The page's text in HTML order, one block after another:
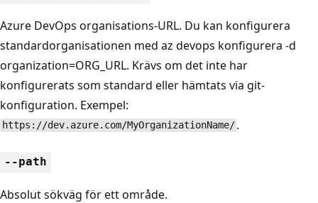
Azure DevOps organisations-URL. Du kan konfigurera
standardorganisationen med az devops konfigurera -d
organization=ORG_URL. Krävs om det inte har
konfigurerats som standard eller hämtats via git-
konfiguration. Exempel:
https://dev.azure.com/MyOrganizationName/ .
--path
Absolut sökväg för ett område.